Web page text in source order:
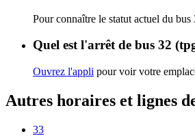
Pour connaître le statut actuel du
Quel est l'arrêt de bus 32
Ouvrez l'appli pour voir votre
Autres horaires et lignes
33